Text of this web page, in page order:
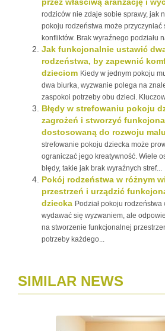
rodziców nie zdaje sobie sprawy, jak
pokoju rodzeństwa może przyczyniać
konfliktów. Brak wyraźnego podziału
Jak funkcjonalnie ustawić
rodzeństwa, by zapewnić
dzieciom Kiedy w jednym pokoju
dwa biurka, wyzwanie polega na
zaspokoi potrzeby obu dzieci.
Błędy w strefowaniu pokoju
zagrożeń i stworzyć
dostosowaną do rozwoju
strefowanie pokoju dziecka może
ograniczać jego kreatywność. Wiele
błędy, takie jak brak wyraźnych stref...
Pokój rodzeństwa w różnym
przestrzeń i urządzić
dziecka Podział pokoju
wydawać się wyzwaniem, ale
na stworzenie funkcjonalnej
potrzeby każdego...
SIMILAR NEWS